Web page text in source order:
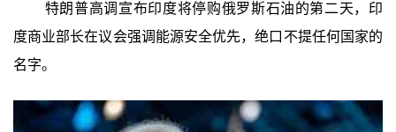
特朗普高调宣布印度将停购俄罗斯石油的第二天，印
度商业部长在议会强调能源安全优先，绝口不提任何国家的
名字。